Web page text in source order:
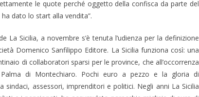
le quote perché oggetto della confisca da parte del
dato lo start alla vendita”.
La Sicilia, a no­vembre s’è tenuta l’udienza per la definizione
Domenico Sanfilippo Edi­tore. La Si­cilia funziona così: una
di collaboratori sparsi per le province, che all’occorren­za
di Montechia­ro. Pochi euro a pezzo e la gloria di
assessori, imprenditori e politici. Ne­gli anni La Sicilia